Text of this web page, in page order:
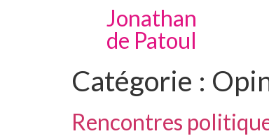
Jonathan
de Patoul
Catégorie :
Rencontres